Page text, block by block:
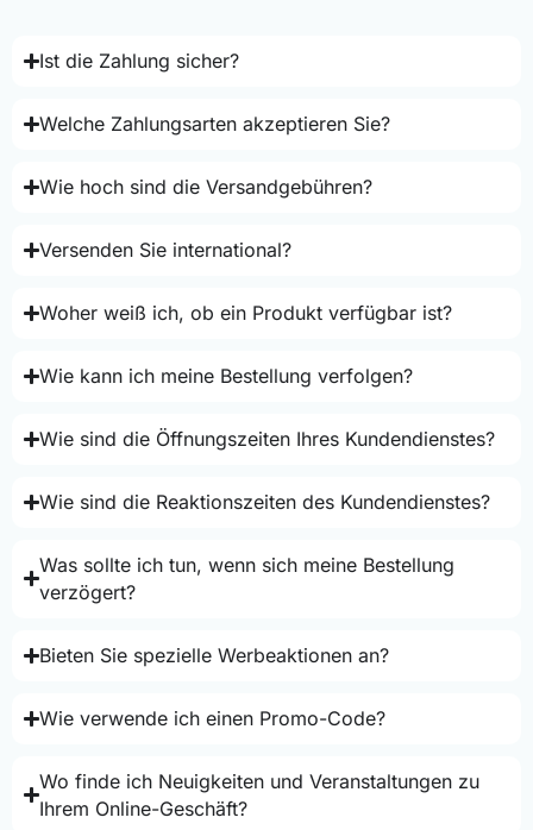
Ist die Zahlung sicher?
Welche Zahlungsarten akzeptieren Sie?
Wie hoch sind die Versandgebühren?
Versenden Sie international?
Woher weiß ich, ob ein Produkt verfügbar ist?
Wie kann ich meine Bestellung verfolgen?
Wie sind die Öffnungszeiten Ihres Kundendienstes?
Wie sind die Reaktionszeiten des Kundendienstes?
Was sollte ich tun, wenn sich meine Bestellung
verzögert?
Bieten Sie spezielle Werbeaktionen an?
Wie verwende ich einen Promo-Code?
Wo finde ich Neuigkeiten und Veranstaltungen zu
Ihrem Online-Geschäft?